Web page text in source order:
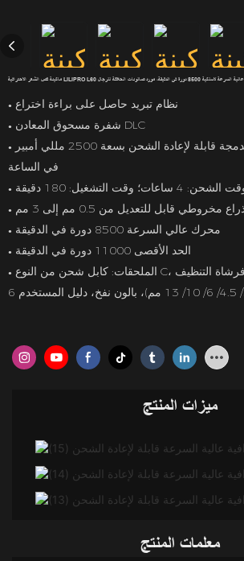
ماكينة قص الشعر الاحترافية LILIPRO L60 عالية السرعة لاسلكية 8500 دورة في الدقيقة، مورد صالونات الحلاقة للرجال
● نظام تبريد حاصل على براءة اختراع
● شفرة مسحوق المعادن DLC
●
في الساعة
● الشحن: 4 ساعات؛ وقت التشغيل: 180 دقيقة
● مخروطي قابل للتعديل من 0.5 مم إلى 3 مم
● محرك عالي السرعة 8500 دورة في الدقيقة
● الحد الأقصى 11000 دورة في الدقيقة
●
ميزات المنتج
معلمات المنتج